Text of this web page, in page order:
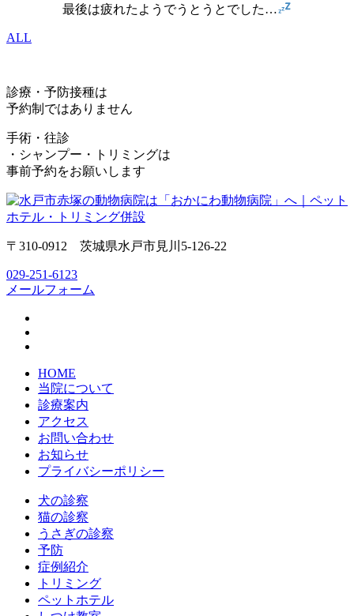
最後は疲れたようでうとうとでした…
ALL
診療・予防接種は
予約制ではありません
手術・往診
・シャンプー・トリミングは
事前予約をお願いします
〒310-0912 茨城県水戸市見川5-126-22
029-251-6123
メールフォーム
HOME
当院について
診療案内
アクセス
お問い合わせ
お知らせ
プライバシーポリシー
犬の診察
猫の診察
うさぎの診察
予防
症例紹介
トリミング
ペットホテル